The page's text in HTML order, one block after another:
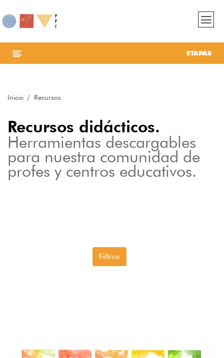
ETAPAS
Inicio Recursos
Recursos didácticos.
Herramientas descargables
para nuestra comunidad de
profes y centros educativos.
Filtros